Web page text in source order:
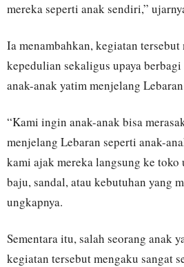
mereka seperti anak sendiri,”
Ia menambahkan, kegiatan
kepedulian sekaligus upaya
anak-anak yatim menjelang
“Kami ingin anak-anak bisa
menjelang Lebaran seperti anak-
kami ajak mereka langsung ke
baju, sandal, atau kebutuhan yang
ungkapnya.
Sementara itu, salah seorang anak
kegiatan tersebut mengaku sangat